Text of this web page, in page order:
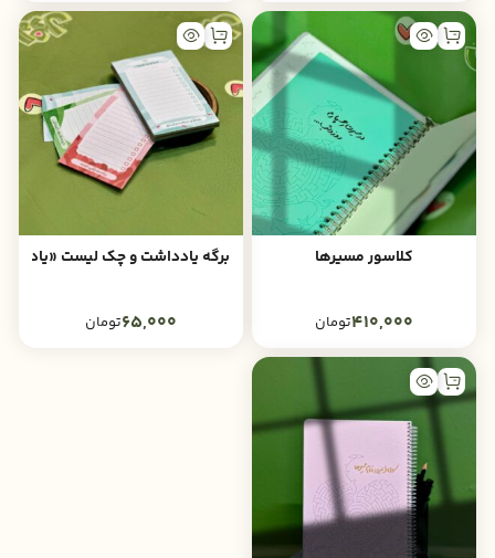
کلاسور مسیرها
410,000تومان
برگه یادداشت و چک لیست «یاد آر»
65,000تومان